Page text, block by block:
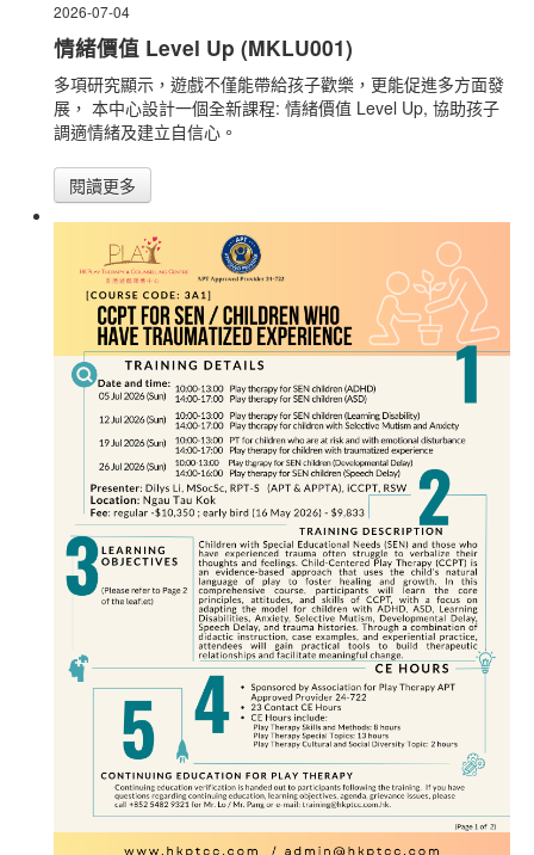
2026-07-04
情緒價值 Level Up (MKLU001)
多項研究顯示，遊戲不僅能帶給孩子歡樂，更能促進多方面發
展， 本中心設計一個全新課程: 情緒價值 Level Up, 協助孩子
調適情緒及建立自信心。
閱讀更多